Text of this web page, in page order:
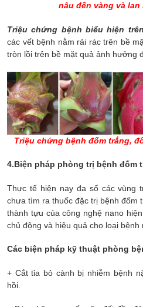
nâu đến vàng và
Triệu chứng bệnh biểu hiện
các vết bệnh nằm rải rác trên bề
tròn lồi trên bề mặt quả ảnh hưởng
Triệu chứng bệnh đốm trắng,
4.Biện pháp phòng trị bệnh đốm
Thực tế hiện nay đa số các vùng
chưa tìm ra thuốc đặc trị bệnh đốm
thành tựu của công nghệ nano
chủ động và hiệu quả cho loại bệnh
Các biện pháp kỹ thuật phòng
+ Cắt tỉa bỏ cành bị nhiễm bệnh
hồi.